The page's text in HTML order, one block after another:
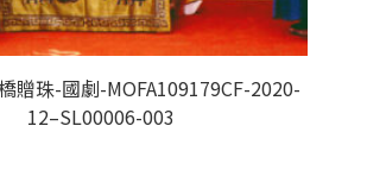
贈珠-國劇-MOFA109179CF-2020-
12–SL00006-003